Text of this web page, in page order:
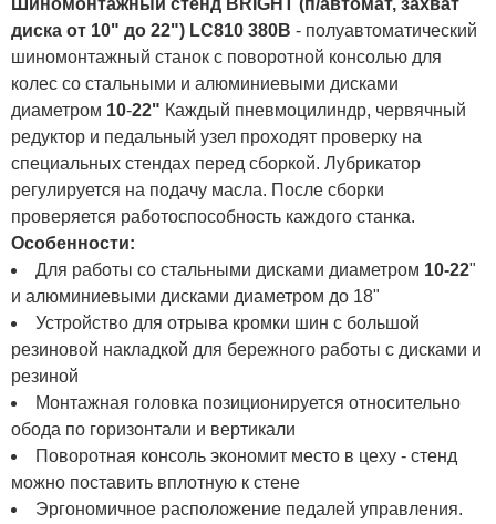
диска от 10" до 22") LC810 380В - полуавтоматический
шиномонтажный станок с поворотной консолью для
колес со стальными и алюминиевыми дисками
диаметром 10-22" Каждый пневмоцилиндр, червячный
редуктор и педальный узел проходят проверку на
специальных стендах перед сборкой. Лубрикатор
регулируется на подачу масла. После сборки
проверяется работоспособность каждого станка.
Особенности:
Для работы со стальными дисками диаметром 10-22"
и алюминиевыми дисками диаметром до 18"
Устройство для отрыва кромки шин с большой
резиновой накладкой для бережного работы с дисками и
резиной
Монтажная головка позиционируется относительно
обода по горизонтали и вертикали
Поворотная консоль экономит место в цеху - стенд
можно поставить вплотную к стене
Эргономичное расположение педалей управления.